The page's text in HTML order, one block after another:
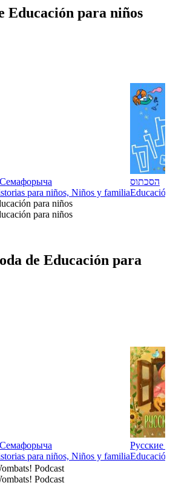
Educación para niños
para niños, Niños y familia
הסכתוס
para niños
para niños
de Educación para
para niños, Niños y familia
Русские
Podcast
Podcast